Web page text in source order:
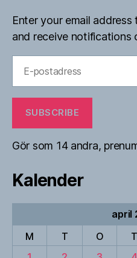
Enter your email
and receive notifications
postadress
SUBSCRIBE
Gör som 14 andra,
Kalender
april
M
T O T